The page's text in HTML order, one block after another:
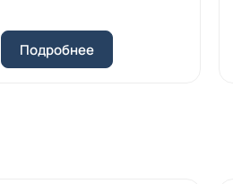
Подробнее